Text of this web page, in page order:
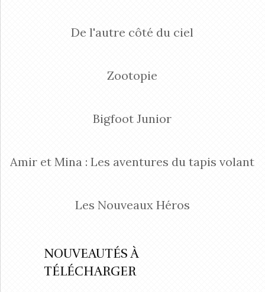
De l'autre côté du ciel
Zootopie
Bigfoot Junior
Amir et Mina : Les aventures du tapis volant
Les Nouveaux Héros
NOUVEAUTÉS À
TÉLÉCHARGER